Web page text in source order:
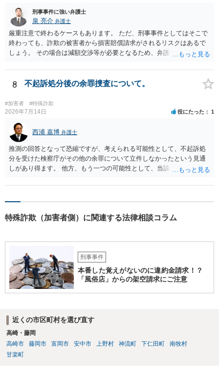
刑事事件に強い弁護士
泉 亮介 弁護士
厳重注意で終わるケースもあります。 ただ、刑事事件としてはそこで
終わっても、詐欺の被害者から損害賠償請求がされるリスクはあるで
しょう。 その場合は減額交渉等が必要となるため、弁護士を立てるか
8 不起訴処分後の余罪捜査について。
#加害者 #特殊詐欺
2026年7月14日 役にたった 1
西浦 嘉博 弁護士
推測の回答となって恐縮ですが、考えられる可能性として、不起訴処
分を受けた検察庁がその他の余罪について立件しなかったという見通
しがあり得ます。 他方、もう一つの可能性として、当該余罪について
停滞しているということも考え得る所です。 上記、ご参考ください。
特殊詐欺（加害者側）に関連する法律相談コラム
刑事事件
本番した覚えがないのに違約金請求！？
「風俗店」からの架空請求にご注意
近くの市区町村を選び直す
高崎・藤岡
高崎市
藤岡市 富岡市 安中市 上野村 神流町 下仁田町
南牧村
甘楽町